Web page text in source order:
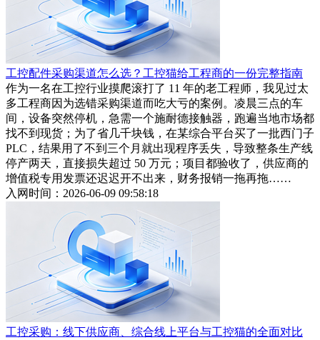
工控配件采购渠道怎么选？工控猫给工程商的一份完整指南
作为一名在工控行业摸爬滚打了 11 年的老工程师，我见过太
多工程商因为选错采购渠道而吃大亏的案例。凌晨三点的车
间，设备突然停机，急需一个施耐德接触器，跑遍当地市场都
找不到现货；为了省几千块钱，在某综合平台买了一批西门子
PLC，结果用了不到三个月就出现程序丢失，导致整条生产线
停产两天，直接损失超过 50 万元；项目都验收了，供应商的
增值税专用发票还迟迟开不出来，财务报销一拖再拖……
入网时间：2026-06-09 09:58:18
工控采购：线下供应商、综合线上平台与工控猫的全面对比